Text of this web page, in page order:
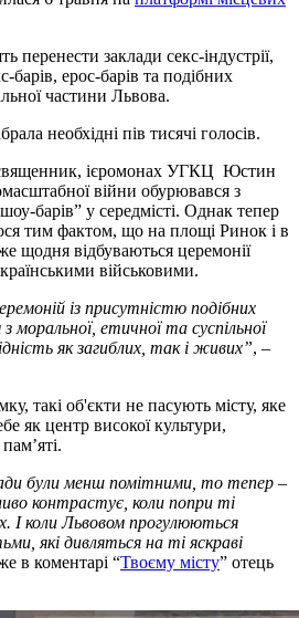
перенести заклади секс-індустрії,
барів, ерос-барів та подібних
частини Львова.
необхідні пів тисячі голосів.
священник, ієромонах УГКЦ Юстин
війни обурювався з
барів” у середмісті. Однак тепер
тим фактом, що на площі Ринок і в
щодня відбуваються церемонії
військовими.
із присутністю подібних
моральної, етичної та суспільної
як загиблих, так і живих”, –
такі об'єкти не пасують місту, яке
як центр високої культури,
були менш помітними, то тепер –
контрастує, коли попри ті
І коли Львовом прогулюються
які дивляться на ті яскраві
в коментарі “Твоєму місту” отець